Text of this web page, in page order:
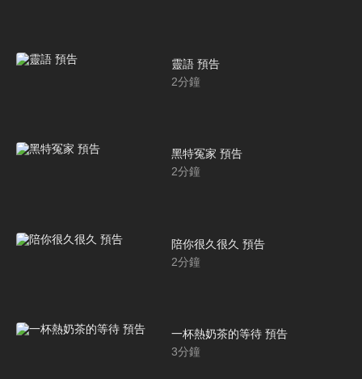
靈語 預告
2分鐘
黑特冤家 預告
2分鐘
陪你很久很久 預告
2分鐘
一杯熱奶茶的等待 預告
3分鐘